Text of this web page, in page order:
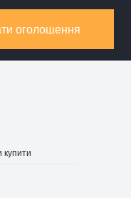
оголошення
купити